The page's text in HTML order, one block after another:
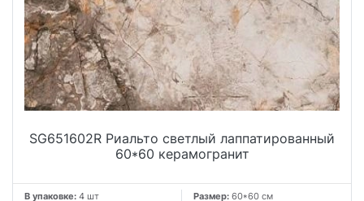
SG651602R Риальто светлый лаппатированный
60*60 керамогранит
В упаковке: 4 шт Размер: 60*60 см